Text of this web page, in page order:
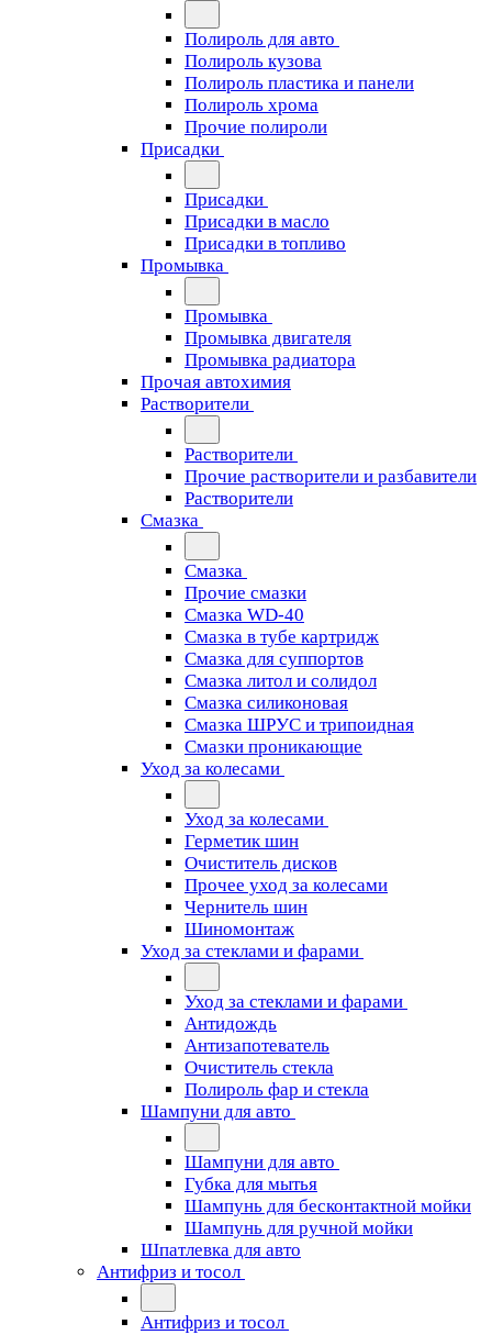
Полироль для авто
Полироль кузова
Полироль пластика и панели
Полироль хрома
Прочие полироли
Присадки
Присадки
Присадки в масло
Присадки в топливо
Промывка
Промывка
Промывка двигателя
Промывка радиатора
Прочая автохимия
Растворители
Растворители
Прочие растворители и разбавители
Растворители
Смазка
Смазка
Прочие смазки
Смазка WD-40
Смазка в тубе картридж
Смазка для суппортов
Смазка литол и солидол
Смазка силиконовая
Смазка ШРУС и трипоидная
Смазки проникающие
Уход за колесами
Уход за колесами
Герметик шин
Очиститель дисков
Прочее уход за колесами
Чернитель шин
Шиномонтаж
Уход за стеклами и фарами
Уход за стеклами и фарами
Антидождь
Антизапотеватель
Очиститель стекла
Полироль фар и стекла
Шампуни для авто
Шампуни для авто
Губка для мытья
Шампунь для бесконтактной мойки
Шампунь для ручной мойки
Шпатлевка для авто
Антифриз и тосол
Антифриз и тосол